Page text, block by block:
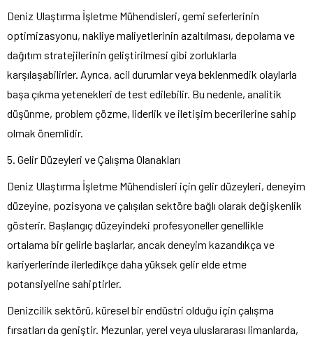
Deniz Ulaştırma İşletme Mühendisleri, gemi seferlerinin
optimizasyonu, nakliye maliyetlerinin azaltılması, depolama ve
dağıtım stratejilerinin geliştirilmesi gibi zorluklarla
karşılaşabilirler. Ayrıca, acil durumlar veya beklenmedik olaylarla
başa çıkma yetenekleri de test edilebilir. Bu nedenle, analitik
düşünme, problem çözme, liderlik ve iletişim becerilerine sahip
olmak önemlidir.
5. Gelir Düzeyleri ve Çalışma Olanakları
Deniz Ulaştırma İşletme Mühendisleri için gelir düzeyleri, deneyim
düzeyine, pozisyona ve çalışılan sektöre bağlı olarak değişkenlik
gösterir. Başlangıç düzeyindeki profesyoneller genellikle
ortalama bir gelirle başlarlar, ancak deneyim kazandıkça ve
kariyerlerinde ilerledikçe daha yüksek gelir elde etme
potansiyeline sahiptirler.
Denizcilik sektörü, küresel bir endüstri olduğu için çalışma
fırsatları da geniştir. Mezunlar, yerel veya uluslararası limanlarda,